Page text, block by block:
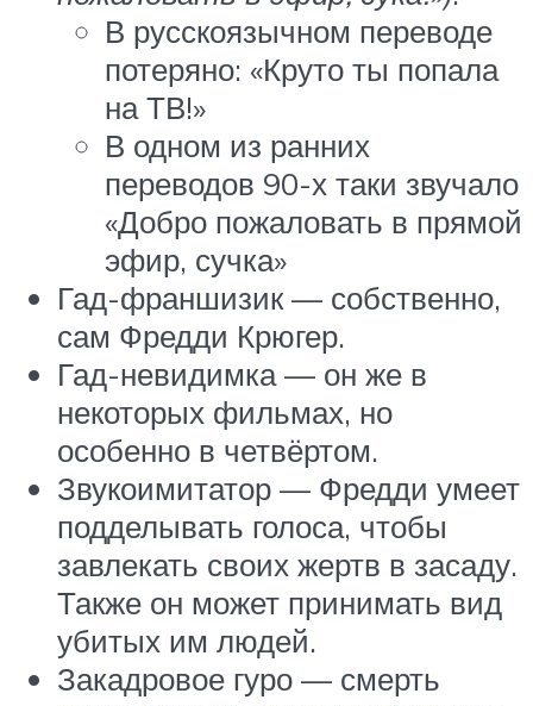
В русскоязычном переводе
потеряно: «Круто ты попала
на ТВ!»
В одном из ранних
переводов 90-х таки звучало
«Добро пожаловать в прямой
эфир, сучка»
Гад-франшизик — собственно,
сам Фредди Крюгер.
Гад-невидимка — он же в
некоторых фильмах, но
особенно в четвёртом.
Звукоимитатор — Фредди умеет
подделывать голоса, чтобы
завлекать своих жертв в засаду.
Также он может принимать вид
убитых им людей.
Закадровое гуро — смерть